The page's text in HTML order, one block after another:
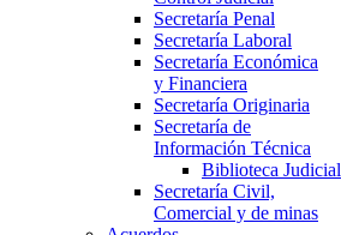
Secretaría Penal
Secretaría Laboral
Secretaría Económica
y Financiera
Secretaría Originaria
Secretaría de
Información Técnica
Biblioteca Judicial
Secretaría Civil,
Comercial y de minas